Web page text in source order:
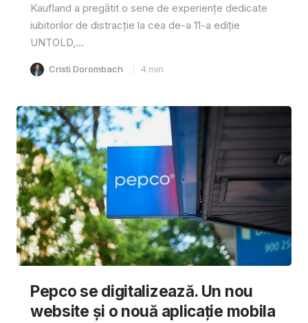
Kaufland a pregătit o serie de experiențe dedicate
iubitorilor de distracție la cea de-a 11-a ediție
UNTOLD,...
Cristi Dorombach 4 min
Pepco se digitalizează. Un nou
website și o nouă aplicație mobila